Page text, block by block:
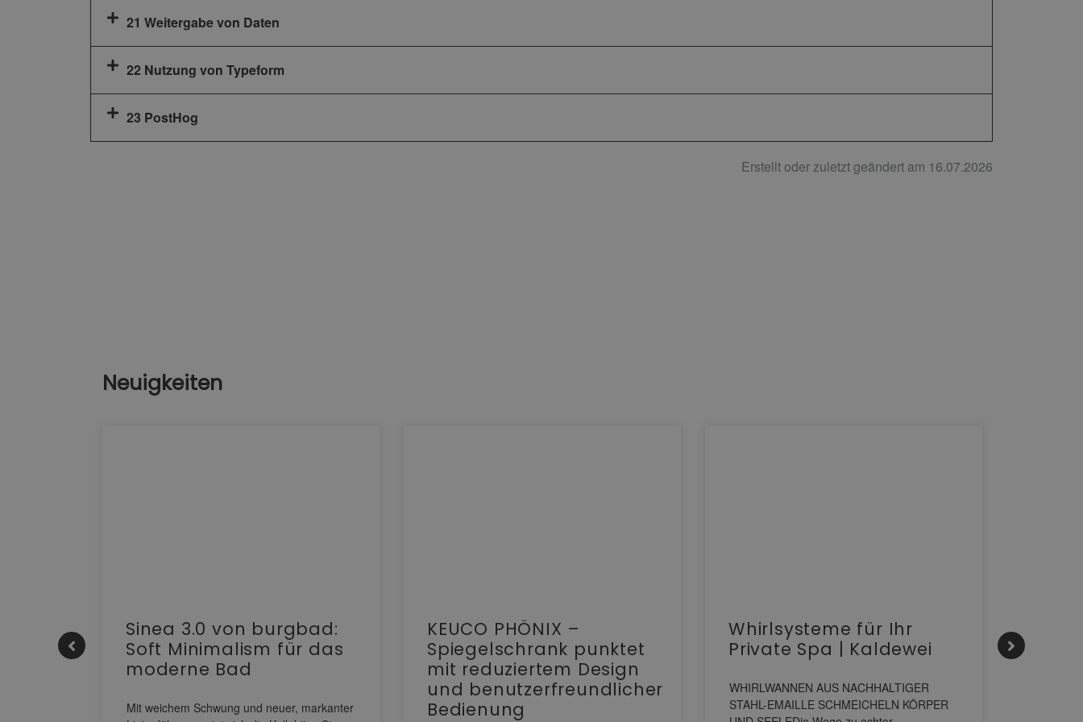
21 Weitergabe von Daten
22 Nutzung von Typeform
23 PostHog
Erstellt oder zuletzt geändert am 16.07.2026
Neuigkeiten
Sinea 3.0 von burgbad:
Soft Minimalism für das
moderne Bad
Mit weichem Schwung und neuer, markanter
KEUCO PHÖNIX –
Spiegelschrank punktet
mit reduziertem Design
und benutzerfreundlicher
Bedienung
Whirlsysteme für Ihr
Private Spa | Kaldewei
WHIRLWANNEN AUS NACHHALTIGER
STAHL-EMAILLE SCHMEICHELN KÖRPER